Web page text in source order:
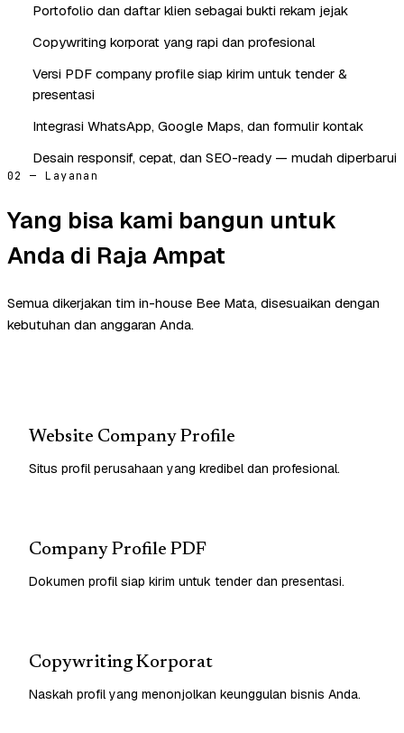
Portofolio dan daftar klien sebagai bukti rekam jejak
Copywriting korporat yang rapi dan profesional
Versi PDF company profile siap kirim untuk tender &
presentasi
Integrasi WhatsApp, Google Maps, dan formulir kontak
Desain responsif, cepat, dan SEO-ready — mudah diperbarui
02 — Layanan
Yang bisa kami bangun untuk
Anda di Raja Ampat
Semua dikerjakan tim in-house Bee Mata, disesuaikan dengan
kebutuhan dan anggaran Anda.
Website Company Profile
Situs profil perusahaan yang kredibel dan profesional.
Company Profile PDF
Dokumen profil siap kirim untuk tender dan presentasi.
Copywriting Korporat
Naskah profil yang menonjolkan keunggulan bisnis Anda.